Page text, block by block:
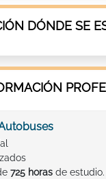
DÓNDE SE
725 horas de